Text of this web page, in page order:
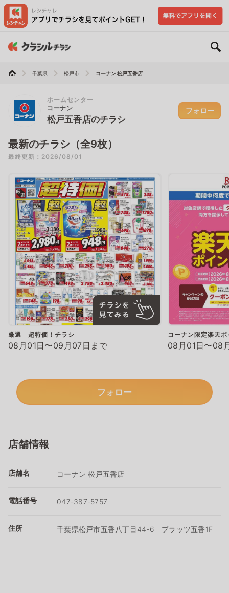
千葉県 松戸市 コーナン 松戸五香店
ホームセンター
コーナン
松戸五香店のチラシ
フォロー
最新のチラシ（全9枚）
最終更新：2026/08/01
厳選 超特価！チラシ
08月01日〜09月07日まで
コーナン限定楽天
08月01日〜08
フォロー
店舗情報
店舗名 コーナン 松戸五香店
電話番号 047-387-5757
住所 千葉県松戸市五香八丁目44-6 プラッツ五香1F